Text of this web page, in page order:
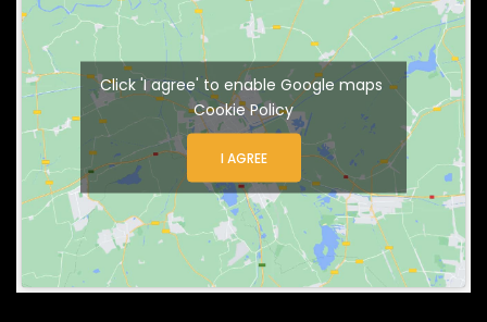
Click 'I agree' to enable Google maps
Cookie Policy
I AGREE